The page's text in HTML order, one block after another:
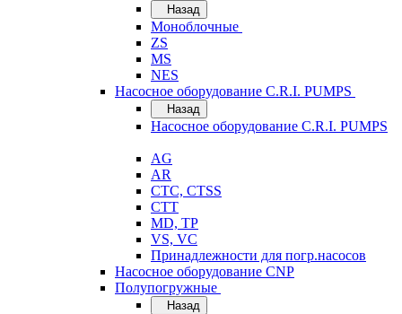
Назад
Моноблочные
ZS
MS
NES
Насосное оборудование C.R.I. PUMPS
Назад
Насосное оборудование C.R.I. PUMPS
AG
AR
CTC, CTSS
CTT
MD, TP
VS, VC
Принадлежности для погр.насосов
Насосное оборудование CNP
Полупогружные
Назад